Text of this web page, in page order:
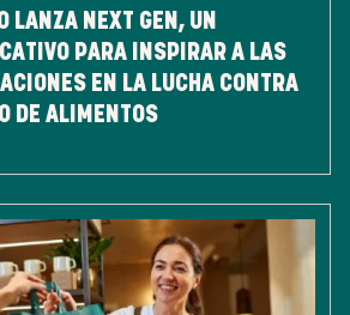
LANZA NEXT GEN, UN
PARA INSPIRAR A LAS
EN LA LUCHA CONTRA
DE ALIMENTOS